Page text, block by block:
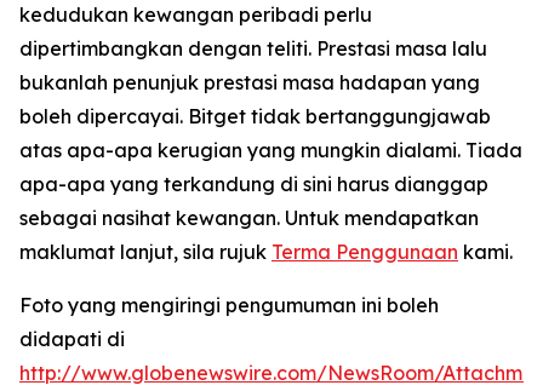
kedudukan kewangan peribadi perlu
dipertimbangkan dengan teliti. Prestasi masa lalu
bukanlah penunjuk prestasi masa hadapan yang
boleh dipercayai. Bitget tidak bertanggungjawab
atas apa-apa kerugian yang mungkin dialami. Tiada
apa-apa yang terkandung di sini harus dianggap
sebagai nasihat kewangan. Untuk mendapatkan
maklumat lanjut, sila rujuk Terma Penggunaan kami.
Foto yang mengiringi pengumuman ini boleh
didapati di
http://www.globenewswire.com/NewsRoom/